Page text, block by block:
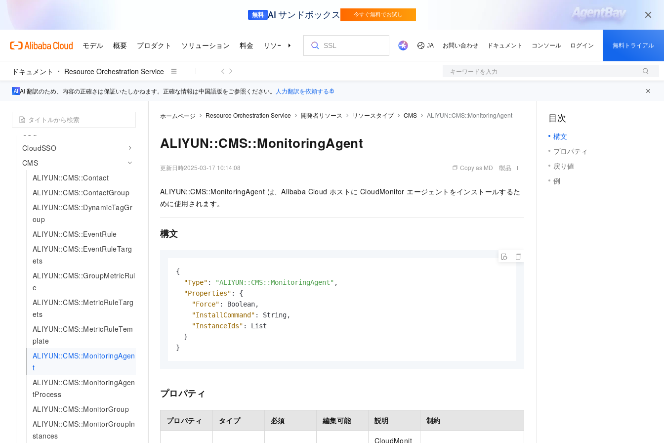
ドキュメント Resource Orchestration Service キーワードを入力
AI 翻訳のため、内容の正確さは保証いたしかねます。正確な情報は中国語版をご参照ください。 人力翻訳を依頼する
CDDC
CDN
CEN
ClickHouse
CLOUDFW
CTDR
CSG
CloudSSO
CMS
ALIYUN::CMS::Contact
ALIYUN::CMS::ContactGroup
ALIYUN::CMS::DynamicTagGr
oup
ALIYUN::CMS::EventRule
ALIYUN::CMS::EventRuleTarg
ets
ALIYUN::CMS::GroupMetricRul
e
ALIYUN::CMS::MetricRuleTarg
ets
ALIYUN::CMS::MetricRuleTem
plate
ALIYUN::CMS::MonitoringAgen
t
ALIYUN::CMS::MonitoringAgen
tProcess
ALIYUN::CMS::MonitorGroup
ALIYUN::CMS::MonitorGroupIn
stances
ホームページ Resource Orchestration Service 開発者リソース リソースタイプ CMS ALIYUN::CMS::MonitoringAgent
ALIYUN::CMS::MonitoringAgent
更新日時2025-03-17 10:14:08 Copy as MD 製品
ALIYUN::CMS::MonitoringAgent は、Alibaba Cloud ホストに CloudMonitor エージェントをインストールするた
めに使用されます。
構文
{
"Type" : "ALIYUN::CMS::MonitoringAgent" ,
"Properties" :
{
"Force" : Boolean,
"InstallCommand" : String,
"InstanceIds" :
List
}
}
プロパティ
プロパティ タイプ 必須 編集可能 説明 制約
CloudMonit
目次
構文
プロパティ
戻り値
例